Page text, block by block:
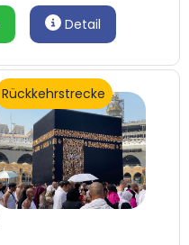
Detail
Rückkehrstrecke